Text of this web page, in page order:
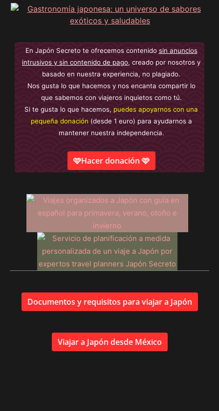
En Japón Secreto te ofrecemos contenido sin anuncios
intrusivos y sin contenido de pago, creado por nosotros y
basado en nuestra experiencia, no plagiado.
Nos gusta lo que hacemos y nos encanta compartir lo
que sabemos con viajeros inquietos como tú.
Si te gusta lo que hacemos, puedes apoyarnos con una
pequeña donación (desde 1 euro) para ayudarnos a
mantener nuestra independencia.
🩷Hacer donación 🩷
Documentos y requisitos para viajar a Japón
Viajar a Japón desde México